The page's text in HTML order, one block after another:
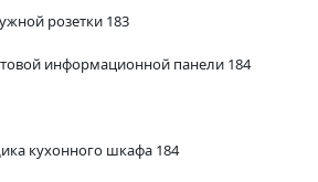
розетки 183
информационной панели 184
кухонного шкафа 184